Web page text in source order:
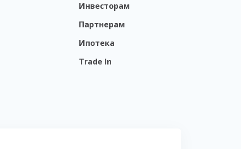
Инвесторам
Партнерам
Ипотека
Trade In